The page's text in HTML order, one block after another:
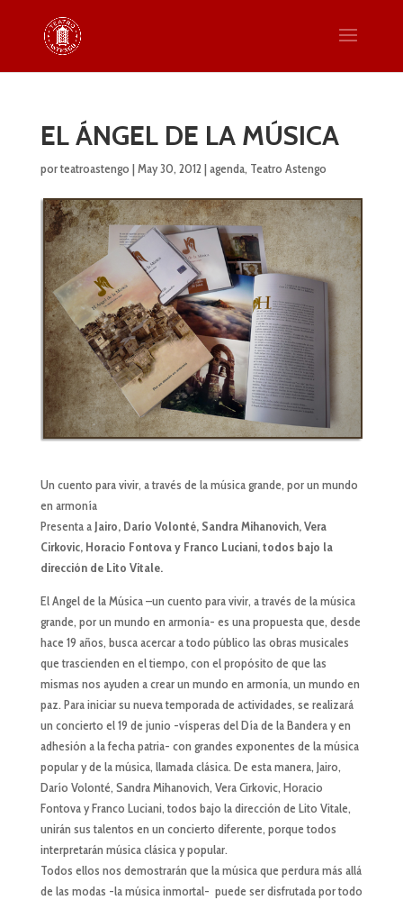
EL ÁNGEL DE LA MÚSICA
porteatroastengo | May 30, 2012 | agenda, Teatro Astengo
Un cuento para vivir, a través de la música grande, por un mundo
en armonía
Presenta a Jairo, Darío Volonté, Sandra Mihanovich, Vera
Cirkovic, Horacio Fontova y Franco Luciani, todos bajo la
dirección de Lito Vitale.
El Angel de la Música –un cuento para vivir, a través de la música
grande, por un mundo en armonía- es una propuesta que, desde
hace 19 años, busca acercar a todo público las obras musicales
que trascienden en el tiempo, con el propósito de que las
mismas nos ayuden a crear un mundo en armonía, un mundo en
paz. Para iniciar su nueva temporada de actividades, se realizará
un concierto el 19 de junio -vísperas del Día de la Bandera y en
adhesión a la fecha patria- con grandes exponentes de la música
popular y de la música, llamada clásica. De esta manera, Jairo,
Darío Volonté, Sandra Mihanovich, Vera Cirkovic, Horacio
Fontova y Franco Luciani, todos bajo la dirección de Lito Vitale,
unirán sus talentos en un concierto diferente, porque todos
interpretarán música clásica y popular.
Todos ellos nos demostrarán que la música que perdura más allá
de las modas -la música inmortal- puede ser disfrutada por todo